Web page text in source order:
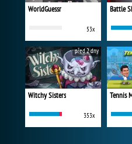
WorldGuessr
53x
Battle
Witchy Sisters
353x
před 2 dny
Tennis